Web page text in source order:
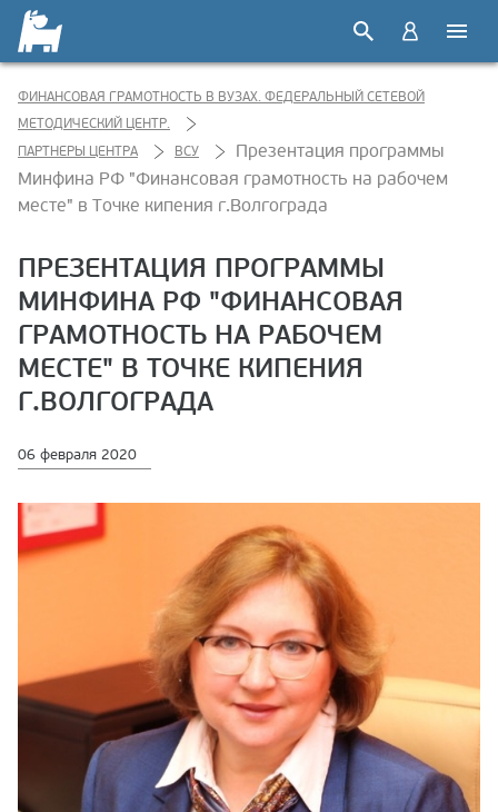
ФИНАНСОВАЯ ГРАМОТНОСТЬ В ВУЗАХ. ФЕДЕРАЛЬНЫЙ СЕТЕВОЙ
МЕТОДИЧЕСКИЙ ЦЕНТР.
ПАРТНЕРЫ ЦЕНТРА
ВСУ
Презентация программы
Минфина РФ "Финансовая грамотность на рабочем
месте" в Точке кипения г.Волгограда
ПРЕЗЕНТАЦИЯ ПРОГРАММЫ
МИНФИНА РФ "ФИНАНСОВАЯ
ГРАМОТНОСТЬ НА РАБОЧЕМ
МЕСТЕ" В ТОЧКЕ КИПЕНИЯ
Г.ВОЛГОГРАДА
06 февраля 2020